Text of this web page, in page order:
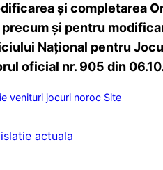
şi completarea
şi pentru
Naţional pentru
oficial nr. 905 din
venituri jocuri noroc Site
actuala